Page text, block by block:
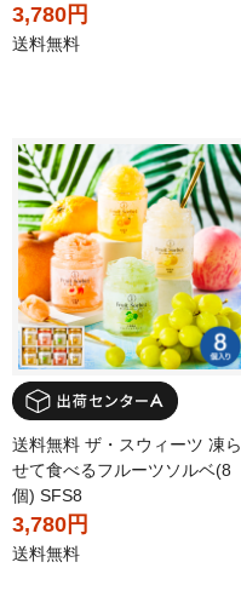
3,780円
送料無料
送料無料 ザ・スウィーツ 凍ら
せて食べるフルーツソルベ(8
個) SFS8
3,780円
送料無料